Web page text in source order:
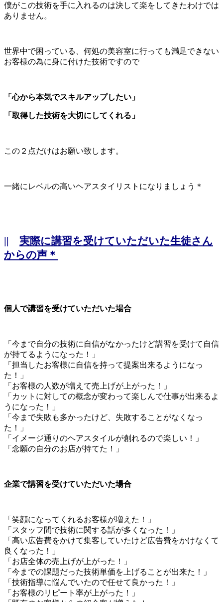
僕がこの技術を手に入れるのは決して楽をしてきたわけでは
ありません。
世界中で困っている、何処の美容室に行っても満足できない
お客様の為に身に付けた技術ですので
「心から本気でスキルアップしたい」
「取得した技術を大切にしてくれる」
この２点だけはお願い致します。
一緒にレベルの高いヘアスタイリストになりましょう＊
|| 実際に講習を受けていただいた生徒さん
からの声＊
個人で講習を受けていただいた場合
「今まで自分の技術に自信がなかったけど講習を受けて自信
が持てるようになった！」
「担当したお客様に自信を持って提案出来るようになっ
た！」
「お客様の人数が増えて売上げが上がった！」
「カットに対しての概念が変わって楽しんで仕事が出来るよ
うになった！」
「今まで失敗も多かったけど、失敗することがなくなっ
た！」
「イメージ通りのヘアスタイルが創れるので楽しい！」
「念願の自分のお店が持てた！」
企業で講習を受けていただいた場合
「笑顔になってくれるお客様が増えた！」
「スタッフ間で技術に関する話が多くなった！」
「高い広告費をかけて集客していたけど広告費をかけなくて
良くなった！」
「お店全体の売上げが上がった！」
「今までの課題だった技術単価を上げることが出来た！」
「技術指導に悩んでいたので任せて良かった！」
「お客様のリピート率が上がった！」